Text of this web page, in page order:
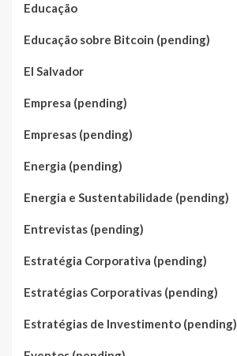
Educação
Educação sobre Bitcoin (pending)
El Salvador
Empresa (pending)
Empresas (pending)
Energia (pending)
Energia e Sustentabilidade (pending)
Entrevistas (pending)
Estratégia Corporativa (pending)
Estratégias Corporativas (pending)
Estratégias de Investimento (pending)